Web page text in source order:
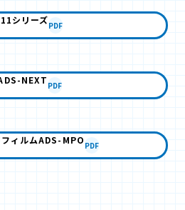
シリーズPDF
NEXT PDF
ィルムADS-MPO PDF